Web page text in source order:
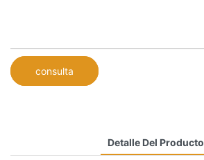
consulta
Detalle Del Producto